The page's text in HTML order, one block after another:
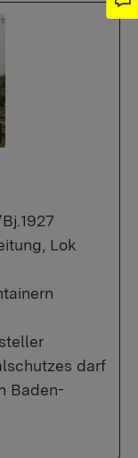
Lok
darf
Baden-